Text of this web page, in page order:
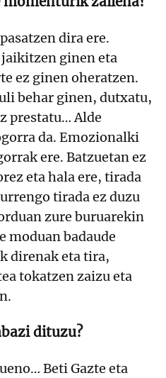
dira ere.
ginen eta
ez ginen oheratzen.
behar ginen, dutxatu,
prestatu… Alde
da. Emozionalki
ere. Batzuetan ez
eta hala ere, tirada
tirada ez duzu
zure buruarekin
moduan badaude
direnak eta tira,
tokatzen zaizu eta
dituzu?
Beti Gazte eta